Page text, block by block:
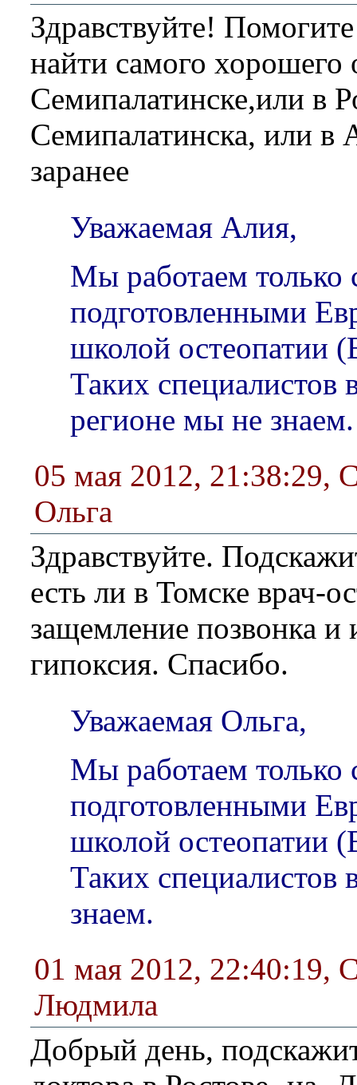
Здравствуйте!
найти самого хорошего
Семипалатинске,или в
Семипалатинска, или в
заранее
Уважаемая Алия,
Мы работаем только
подготовленными
школой остеопатии
Таких специалистов
регионе мы не знаем.
05 мая 2012, 21:38:29,
Ольга
Здравствуйте.
есть ли в Томске врач-
защемление позвонка и
гипоксия. Спасибо.
Уважаемая Ольга,
Мы работаем только
подготовленными
школой остеопатии
Таких специалистов
знаем.
01 мая 2012, 22:40:19,
Людмила
Добрый день,